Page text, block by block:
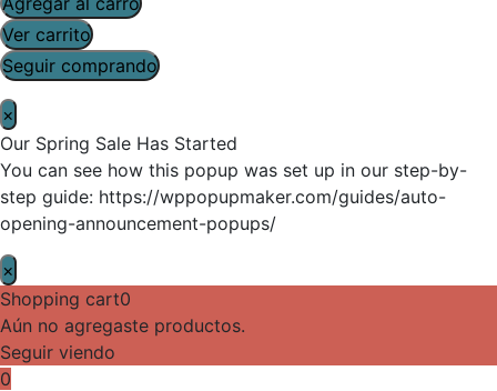
Ver carrito
Seguir comprando
×
Our Spring Sale Has Started
You can see how this popup was set up in our step-by-
step guide: https://wppopupmaker.com/guides/auto-
opening-announcement-popups/
×
Shopping cart0
Aún no agregaste productos.
Seguir viendo
0